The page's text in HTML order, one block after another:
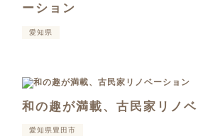
ーション
愛知県
和の趣が満載、古民家リノ
愛知県豊田市